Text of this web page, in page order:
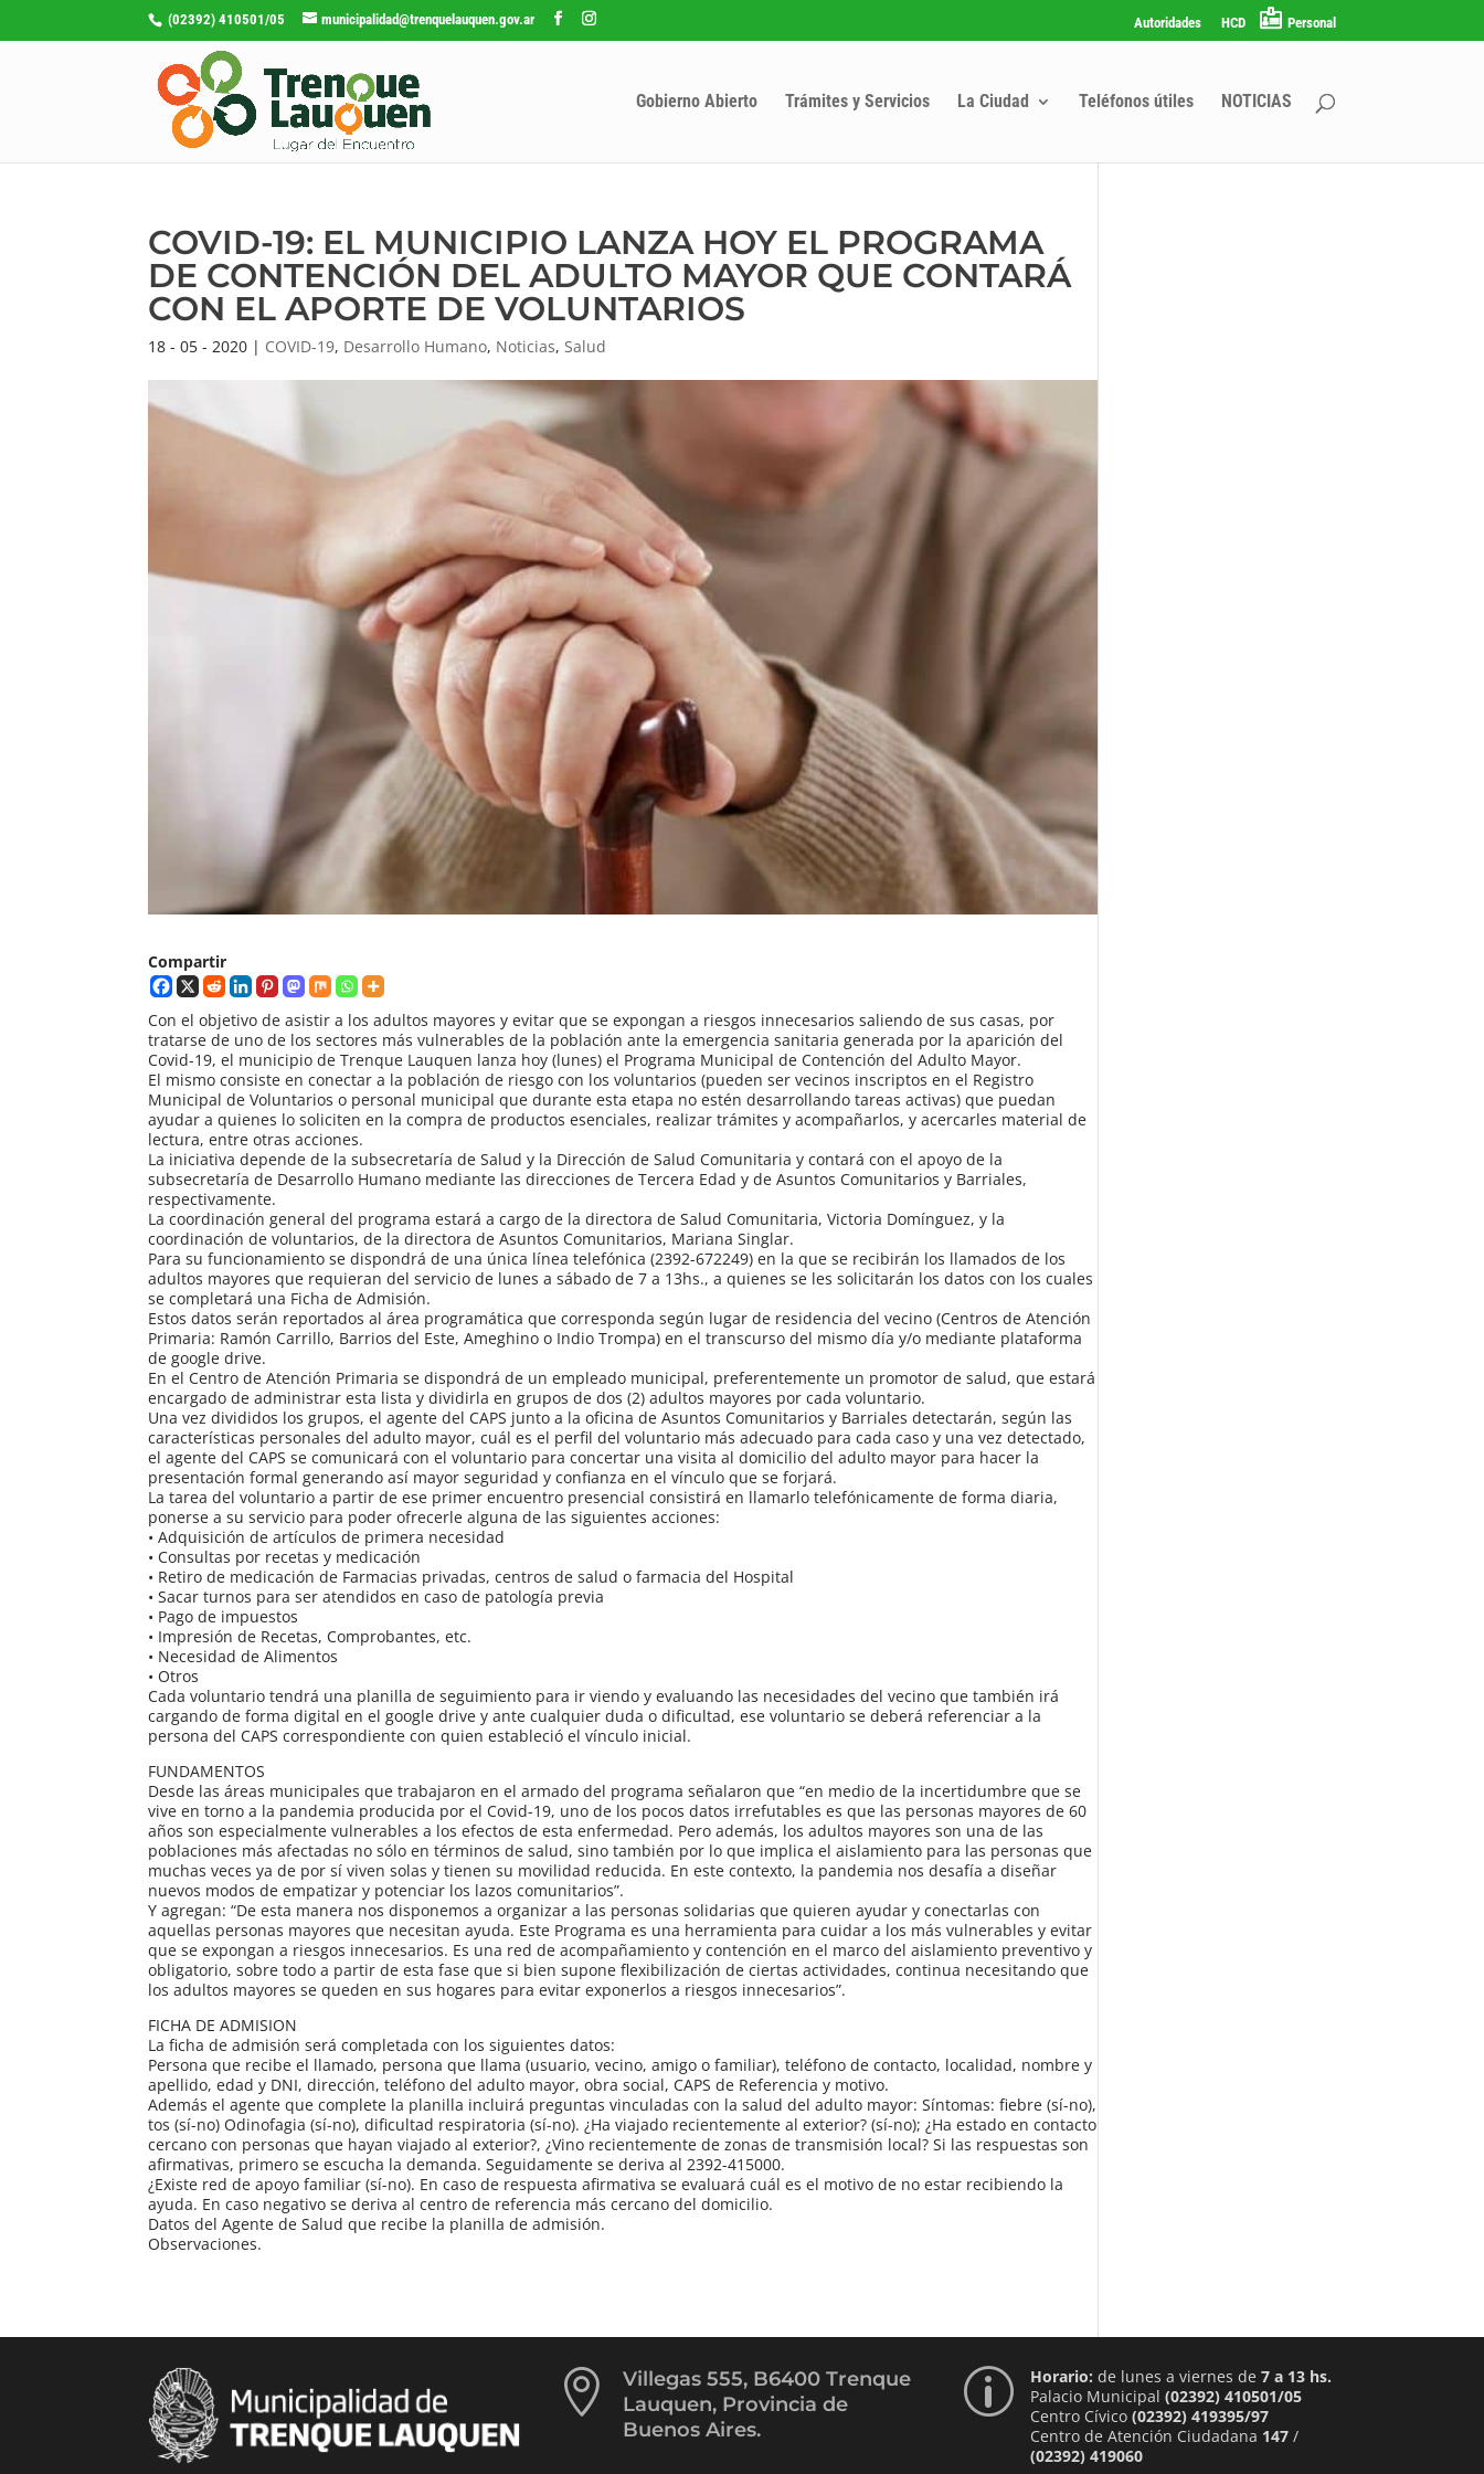
(02392) 410501/05 municipalidad@trenquelauquen.gov.ar Autoridades HCD Personal
Gobierno Abierto Trámites y Servicios La Ciudad Teléfonos útiles NOTICIAS
COVID-19: EL MUNICIPIO LANZA HOY EL PROGRAMA
DE CONTENCIÓN DEL ADULTO MAYOR QUE CONTARÁ
CON EL APORTE DE VOLUNTARIOS
18 - 05 - 2020 | COVID-19, Desarrollo Humano, Noticias, Salud
Compartir
Con el objetivo de asistir a los adultos mayores y evitar que se expongan a riesgos innecesarios saliendo de sus casas, por
tratarse de uno de los sectores más vulnerables de la población ante la emergencia sanitaria generada por la aparición del
Covid-19, el municipio de Trenque Lauquen lanza hoy (lunes) el Programa Municipal de Contención del Adulto Mayor.
El mismo consiste en conectar a la población de riesgo con los voluntarios (pueden ser vecinos inscriptos en el Registro
Municipal de Voluntarios o personal municipal que durante esta etapa no estén desarrollando tareas activas) que puedan
ayudar a quienes lo soliciten en la compra de productos esenciales, realizar trámites y acompañarlos, y acercarles material de
lectura, entre otras acciones.
La iniciativa depende de la subsecretaría de Salud y la Dirección de Salud Comunitaria y contará con el apoyo de la
subsecretaría de Desarrollo Humano mediante las direcciones de Tercera Edad y de Asuntos Comunitarios y Barriales,
respectivamente.
La coordinación general del programa estará a cargo de la directora de Salud Comunitaria, Victoria Domínguez, y la
coordinación de voluntarios, de la directora de Asuntos Comunitarios, Mariana Singlar.
Para su funcionamiento se dispondrá de una única línea telefónica (2392-672249) en la que se recibirán los llamados de los
adultos mayores que requieran del servicio de lunes a sábado de 7 a 13hs., a quienes se les solicitarán los datos con los cuales
se completará una Ficha de Admisión.
Estos datos serán reportados al área programática que corresponda según lugar de residencia del vecino (Centros de Atención
Primaria: Ramón Carrillo, Barrios del Este, Ameghino o Indio Trompa) en el transcurso del mismo día y/o mediante plataforma
de google drive.
En el Centro de Atención Primaria se dispondrá de un empleado municipal, preferentemente un promotor de salud, que estará
encargado de administrar esta lista y dividirla en grupos de dos (2) adultos mayores por cada voluntario.
Una vez divididos los grupos, el agente del CAPS junto a la oficina de Asuntos Comunitarios y Barriales detectarán, según las
características personales del adulto mayor, cuál es el perfil del voluntario más adecuado para cada caso y una vez detectado,
el agente del CAPS se comunicará con el voluntario para concertar una visita al domicilio del adulto mayor para hacer la
presentación formal generando así mayor seguridad y confianza en el vínculo que se forjará.
La tarea del voluntario a partir de ese primer encuentro presencial consistirá en llamarlo telefónicamente de forma diaria,
ponerse a su servicio para poder ofrecerle alguna de las siguientes acciones:
• Adquisición de artículos de primera necesidad
• Consultas por recetas y medicación
• Retiro de medicación de Farmacias privadas, centros de salud o farmacia del Hospital
• Sacar turnos para ser atendidos en caso de patología previa
• Pago de impuestos
• Impresión de Recetas, Comprobantes, etc.
• Necesidad de Alimentos
• Otros
Cada voluntario tendrá una planilla de seguimiento para ir viendo y evaluando las necesidades del vecino que también irá
cargando de forma digital en el google drive y ante cualquier duda o dificultad, ese voluntario se deberá referenciar a la
persona del CAPS correspondiente con quien estableció el vínculo inicial.
FUNDAMENTOS
Desde las áreas municipales que trabajaron en el armado del programa señalaron que “en medio de la incertidumbre que se
vive en torno a la pandemia producida por el Covid-19, uno de los pocos datos irrefutables es que las personas mayores de 60
años son especialmente vulnerables a los efectos de esta enfermedad. Pero además, los adultos mayores son una de las
poblaciones más afectadas no sólo en términos de salud, sino también por lo que implica el aislamiento para las personas que
muchas veces ya de por sí viven solas y tienen su movilidad reducida. En este contexto, la pandemia nos desafía a diseñar
nuevos modos de empatizar y potenciar los lazos comunitarios”.
Y agregan: “De esta manera nos disponemos a organizar a las personas solidarias que quieren ayudar y conectarlas con
aquellas personas mayores que necesitan ayuda. Este Programa es una herramienta para cuidar a los más vulnerables y evitar
que se expongan a riesgos innecesarios. Es una red de acompañamiento y contención en el marco del aislamiento preventivo y
obligatorio, sobre todo a partir de esta fase que si bien supone flexibilización de ciertas actividades, continua necesitando que
los adultos mayores se queden en sus hogares para evitar exponerlos a riesgos innecesarios”.
FICHA DE ADMISION
La ficha de admisión será completada con los siguientes datos:
Persona que recibe el llamado, persona que llama (usuario, vecino, amigo o familiar), teléfono de contacto, localidad, nombre y
apellido, edad y DNI, dirección, teléfono del adulto mayor, obra social, CAPS de Referencia y motivo.
Además el agente que complete la planilla incluirá preguntas vinculadas con la salud del adulto mayor: Síntomas: fiebre (sí-no),
tos (sí-no) Odinofagia (sí-no), dificultad respiratoria (sí-no). ¿Ha viajado recientemente al exterior? (sí-no); ¿Ha estado en contacto
cercano con personas que hayan viajado al exterior?, ¿Vino recientemente de zonas de transmisión local? Si las respuestas son
afirmativas, primero se escucha la demanda. Seguidamente se deriva al 2392-415000.
¿Existe red de apoyo familiar (sí-no). En caso de respuesta afirmativa se evaluará cuál es el motivo de no estar recibiendo la
ayuda. En caso negativo se deriva al centro de referencia más cercano del domicilio.
Datos del Agente de Salud que recibe la planilla de admisión.
Observaciones.

Villegas 555, B6400 Trenque
Lauquen, Provincia de
Buenos Aires.
p Horario: de lunes a viernes de 7 a 13 hs.
Palacio Municipal (02392) 410501/05
Centro Cívico (02392) 419395/97
Centro de Atención Ciudadana 147/
(02392) 419060